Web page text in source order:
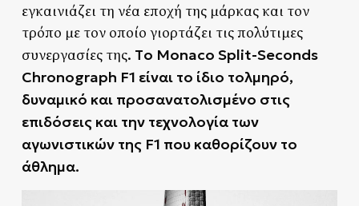
εγκαινιάζει τη νέα εποχή της μάρκας και τον
τρόπο με τον οποίο γιορτάζει τις πολύτιμες
συνεργασίες της. Tο Monaco Split-Seconds
Chronograph F1 είναι το ίδιο τολμηρό,
δυναμικό και προσανατολισμένο στις
επιδόσεις και την τεχνολογία των
αγωνιστικών της F1 που καθορίζουν το
άθλημα.